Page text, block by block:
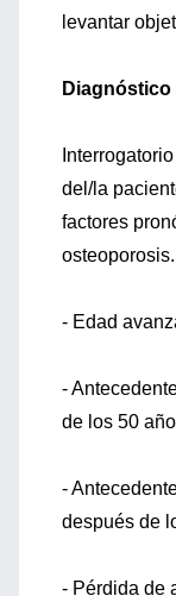
levantar
Diagnóstico
del/la
factores
- Edad
-
de los 50
-
después de
- Pérdida de